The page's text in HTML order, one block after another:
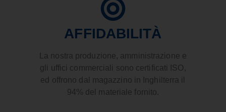
AFFIDABILITÀ
La nostra produzione, amministrazione e
gli uffici commerciali sono certificati ISO,
ed offrono dal magazzino in Inghilterra il
94% del materiale fornito.